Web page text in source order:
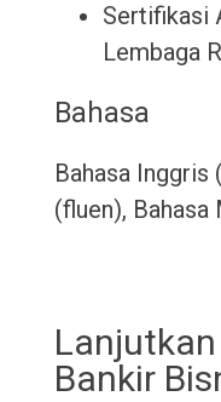
Sertifikasi
Lembaga
Bahasa
Bahasa Inggris
(fluen),
Bankir